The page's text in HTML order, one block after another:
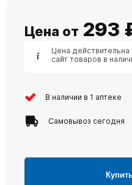
Цена от 293
Цена действительна
сайт товаров в
В наличии в 1 аптеке
Самовывоз сегодня